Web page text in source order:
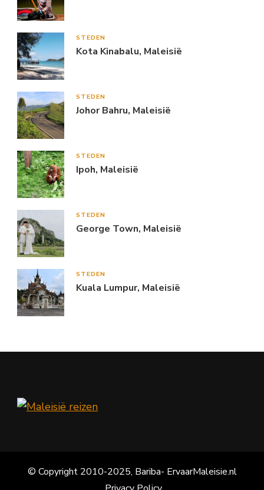
STEDEN
Kota Kinabalu, Maleisië
STEDEN
Johor Bahru, Maleisië
STEDEN
Ipoh, Maleisië
STEDEN
George Town, Maleisië
STEDEN
Kuala Lumpur, Maleisië
© Copyright 2010-2025, Bariba- ErvaarMaleisie.nl